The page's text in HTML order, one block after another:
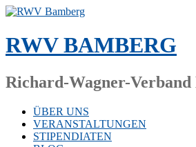
Zum
springen
RWV BAMBERG
Richard-Wagner-Verband
ÜBER UNS
VERANSTALTUNGEN
STIPENDIATEN